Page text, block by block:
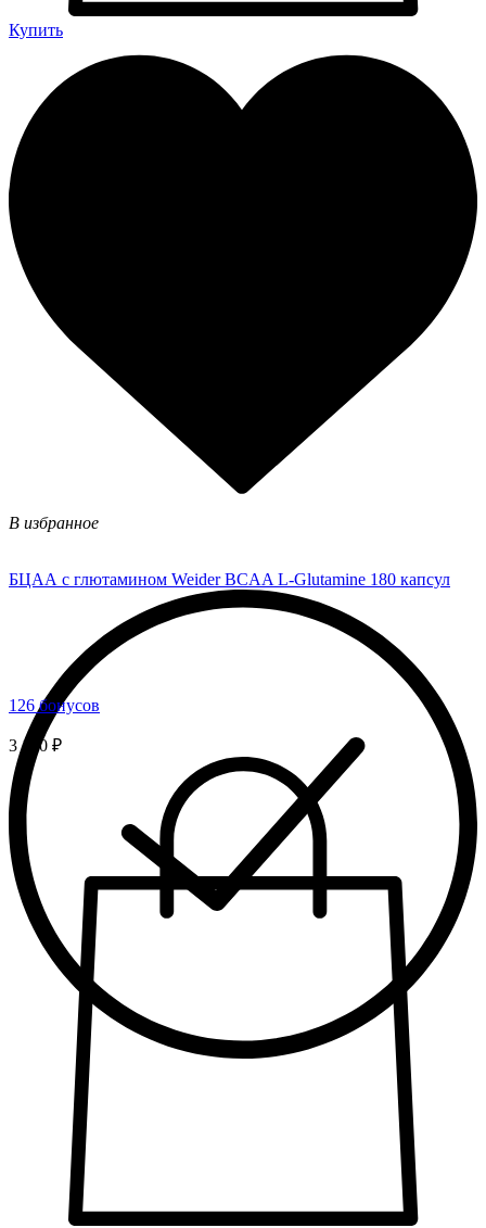
Купить
В избранное
БЦАА с глютамином Weider BCAA L-Glutamine 180 капсул
126 бонусов
3 150 ₽